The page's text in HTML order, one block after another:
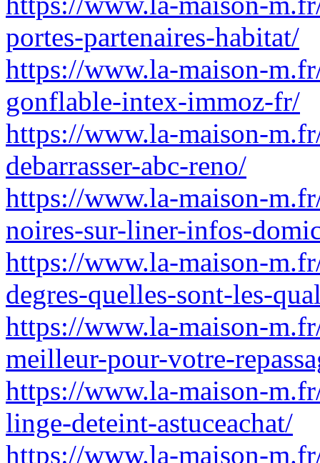
portes-partenaires-habitat/
https://www.la-maison-
gonflable-intex-immoz-fr/
https://www.la-maison-
debarrasser-abc-reno/
https://www.la-maison-
noires-sur-liner-infos-
https://www.la-maison-
degres-quelles-sont-les-
https://www.la-maison-
meilleur-pour-votre-
https://www.la-maison-
linge-deteint-astuceachat/
https://www.la-maison-